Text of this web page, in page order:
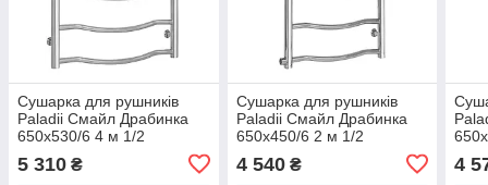
Сушарка для рушників
Paladii Смайл Драбинка
650х530/6 4 м 1/2
5 310 ₴
Сушарка для рушників
Paladii Смайл Драбинка
650х450/6 2 м 1/2
4 540₴ 4